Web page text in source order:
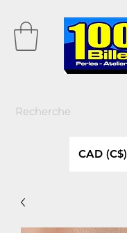
CAD (C$)